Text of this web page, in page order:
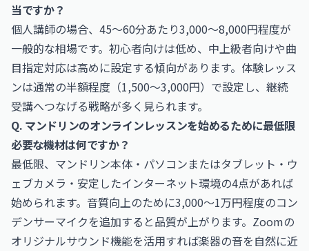
当ですか？
個人講師の場合、45〜60分あたり3,000〜8,000円程度が
一般的な相場です。初心者向けは低め、中上級者向けや曲
目指定対応は高めに設定する傾向があります。体験レッス
ンは通常の半額程度（1,500〜3,000円）で設定し、継続
受講へつなげる戦略が多く見られます。
Q. マンドリンのオンラインレッスンを始めるために最低限
必要な機材は何ですか？
最低限、マンドリン本体・パソコンまたはタブレット・ウ
ェブカメラ・安定したインターネット環境の4点があれば
始められます。音質向上のために3,000〜1万円程度のコン
デンサーマイクを追加すると品質が上がります。Zoomの
オリジナルサウンド機能を活用すれば楽器の音を自然に近